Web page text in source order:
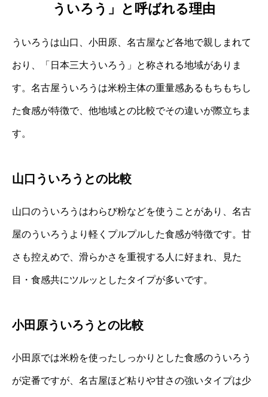
ういろう」と呼ばれる理由
ういろうは山口、小田原、名古屋など各地で親しまれて
おり、「日本三大ういろう」と称される地域がありま
す。名古屋ういろうは米粉主体の重量感あるもちもちし
た食感が特徴で、他地域との比較でその違いが際立ちま
す。
山口ういろうとの比較
山口のういろうはわらび粉などを使うことがあり、名古
屋のういろうより軽くプルプルした食感が特徴です。甘
さも控えめで、滑らかさを重視する人に好まれ、見た
目・食感共にツルッとしたタイプが多いです。
小田原ういろうとの比較
小田原では米粉を使ったしっかりとした食感のういろう
が定番ですが、名古屋ほど粘りや甘さの強いタイプは少